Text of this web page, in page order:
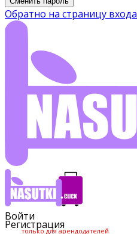
Обратно на страницу входа
Войти
Регистрация
только для арендодателей